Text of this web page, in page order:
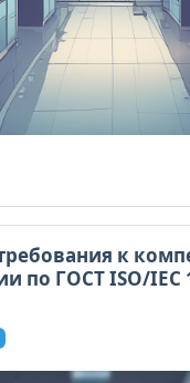
к
по ГОСТ ISO/IEC